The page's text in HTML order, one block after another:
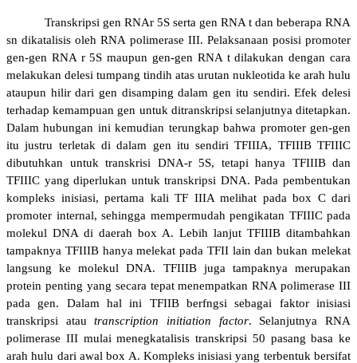
Transkripsi gen RNAr 5S serta gen RNA t dan beberapa RNA
sn dikatalisis oleh RNA polimerase III. Pelaksanaan posisi promoter
gen-gen RNA r 5S maupun gen-gen RNA t dilakukan dengan cara
melakukan delesi tumpang tindih atas urutan nukleotida ke arah hulu
ataupun hilir dari gen disamping dalam gen itu sendiri. Efek delesi
terhadap kemampuan gen untuk ditranskripsi selanjutnya ditetapkan.
Dalam hubungan ini kemudian terungkap bahwa promoter gen-gen
itu justru terletak di dalam gen itu sendiri TFIIIA, TFIIIB TFIIIC
dibutuhkan untuk transkrisi DNA-r 5S, tetapi hanya TFIIIB dan
TFIIIC yang diperlukan untuk transkripsi DNA. Pada pembentukan
kompleks inisiasi, pertama kali TF IIIA melihat pada box C dari
promoter internal, sehingga mempermudah pengikatan TFIIIC pada
molekul DNA di daerah box A. Lebih lanjut TFIIIB ditambahkan
tampaknya TFIIIB hanya melekat pada TFII lain dan bukan melekat
langsung ke molekul DNA. TFIIIB juga tampaknya merupakan
protein penting yang secara tepat menempatkan RNA polimerase III
pada gen. Dalam hal ini TFIIB berfngsi sebagai faktor inisiasi
transkripsi atautranscription initiation factor. Selanjutnya RNA
polimerase III mulai menegkatalisis transkripsi 50 pasang basa ke
arah hulu dari awal box A. Kompleks inisiasi yang terbentuk bersifat